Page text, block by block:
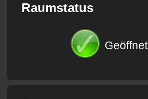
Raumstatus
Geöffnet